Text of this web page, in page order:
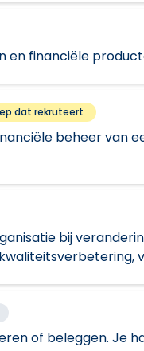
financiële
dat rekruteert
beheer van
bij
of beleggen. Je